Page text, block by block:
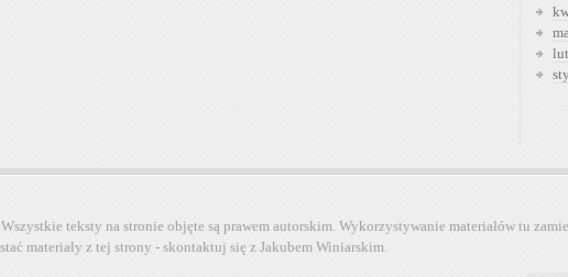
teksty na stronie objęte są prawem autorskim. Wykorzystywanie materiałów tu
materiały z tej strony - skontaktuj się z Jakubem Winiarskim.